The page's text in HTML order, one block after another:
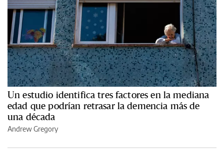
Un estudio identifica tres factores en la mediana
edad que podrían retrasar la demencia más de
una década
Andrew Gregory